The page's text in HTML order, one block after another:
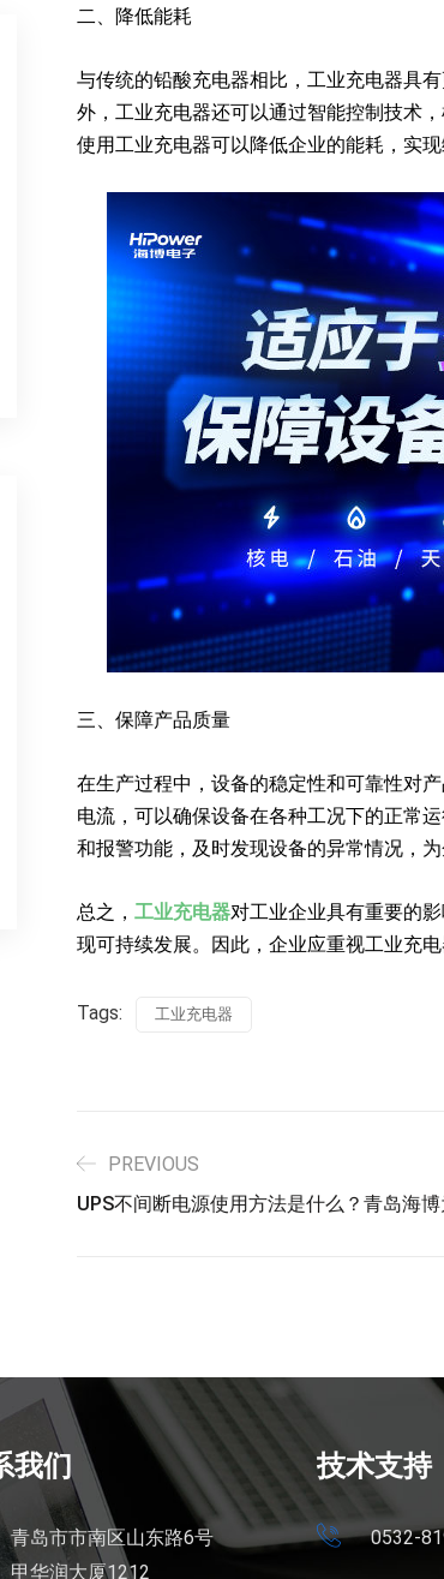
二、降低能耗
与传统的铅酸充电器相比，工业充电器具
外，工业充电器还可以通过智能控制技术
使用工业充电器可以降低企业的能耗，实现
三、保障产品质量
在生产过程中，设备的稳定性和可靠性对
电流，可以确保设备在各种工况下的正常
和报警功能，及时发现设备的异常情况，
总之， 工业充电器对工业企业具有重要的
现可持续发展。因此，企业应重视工业充
Tags: 工业充电器
PREVIOUS
UPS不间断电源使用方法是什么？青岛海博
我们
青岛市市南区山东路6号
甲华润大厦1212
技术支持
0532-